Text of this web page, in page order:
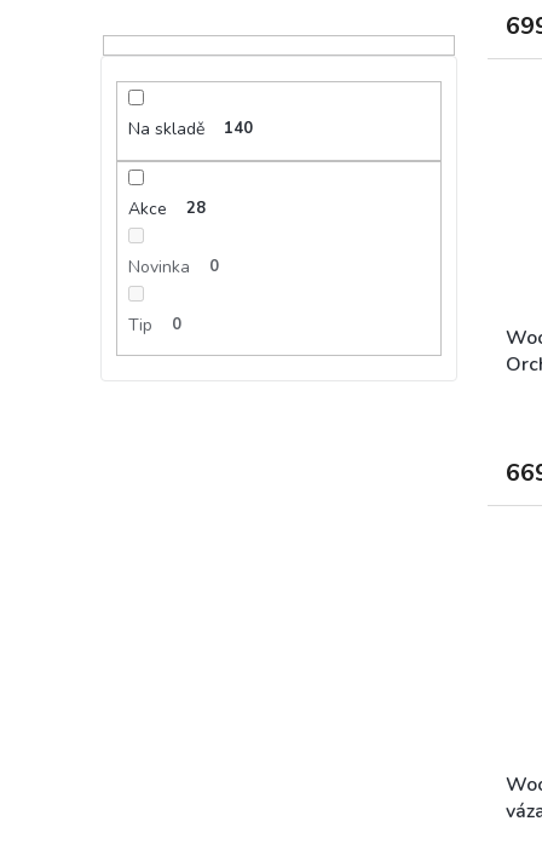
Na skladě 140
Akce 28
Novinka 0
Tip 0